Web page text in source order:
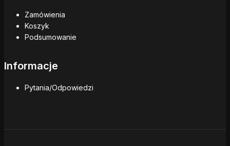
Zamówienia
Koszyk
Podsumowanie
Informacje
Pytania/Odpowiedzi